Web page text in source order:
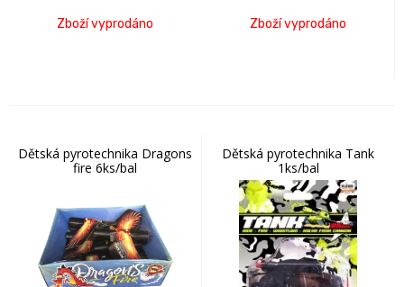
Zboží vyprodáno Zboží vyprodáno
Dětská pyrotechnika Dragons
fire 6ks/bal
Dětská pyrotechnika Tank
1ks/bal